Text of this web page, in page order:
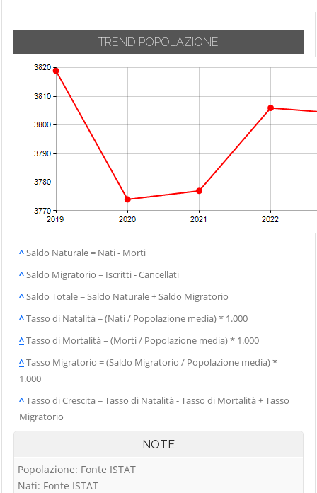
TREND POPOLAZIONE
^Saldo Naturale = Nati - Morti
^Saldo Migratorio = Iscritti - Cancellati
^Saldo Totale = Saldo Naturale + Saldo Migratorio
^Tasso di Natalità = (Nati / Popolazione media) * 1.000
^Tasso di Mortalità = (Morti / Popolazione media) * 1.000
^Tasso Migratorio = (Saldo Migratorio / Popolazione media) *
1.000
^Tasso di Crescita = Tasso di Natalità - Tasso di Mortalità + Tasso
Migratorio
NOTE
Popolazione: Fonte ISTAT
Nati: Fonte ISTAT